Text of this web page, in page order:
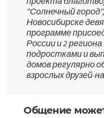
"Солнечный
Новосибирске
программе
России и 2
подростками и
домов регулярно
взрослых друзей-
Общение